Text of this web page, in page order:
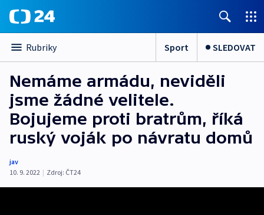
Rubriky Sport SLEDOVAT
Nemáme armádu, neviděli
jsme žádné velitele.
Bojujeme proti bratrům, říká
ruský voják po návratu domů
jav
10. 9. 2022 | Zdroj: ČT24